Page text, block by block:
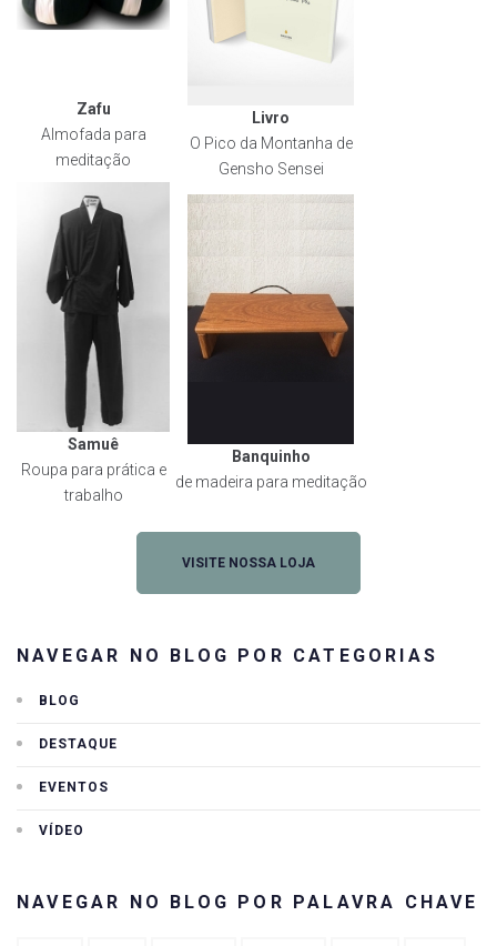
Zafu
Almofada para
meditação
Livro
O Pico da Montanha de
Gensho Sensei
Samuê
Roupa para prática e
trabalho
Banquinho
de madeira para meditação
VISITE NOSSA LOJA
NAVEGAR NO BLOG POR CATEGORIAS
BLOG
DESTAQUE
EVENTOS
VÍDEO
NAVEGAR NO BLOG POR PALAVRA CHAVE